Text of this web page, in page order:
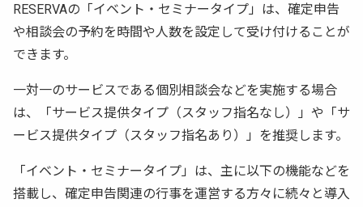
RESERVAの「イベント・セミナータイプ」は、確定申告
や相談会の予約を時間や人数を設定して受け付けることが
できます。
一対一のサービスである個別相談会などを実施する場合
は、「サービス提供タイプ（スタッフ指名なし）」や「サ
ービス提供タイプ（スタッフ指名あり）」を推奨します。
「イベント・セミナータイプ」は、主に以下の機能などを
搭載し、確定申告関連の行事を運営する方々に続々と導入